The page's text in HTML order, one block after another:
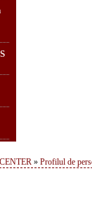
» Profilul de